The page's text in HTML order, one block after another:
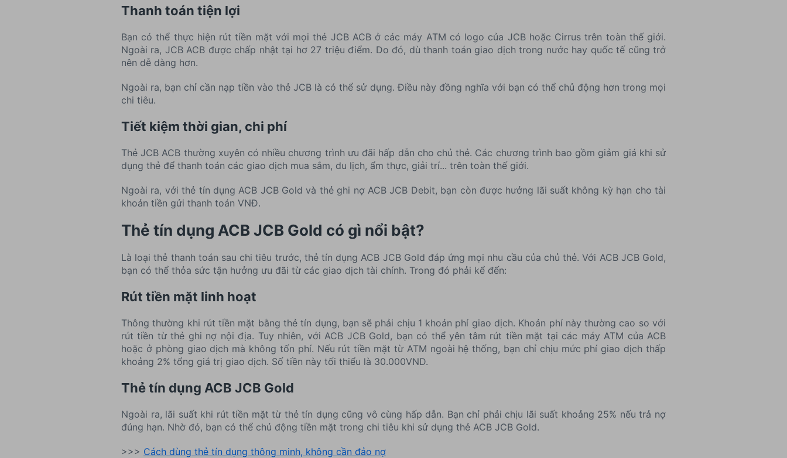
Thanh toán tiện lợi
Bạn có thể thực hiện rút tiền mặt với mọi thẻ JCB ACB ở các máy ATM có logo của JCB hoặc Cirrus trên toàn thế giới.
Ngoài ra, JCB ACB được chấp nhật tại hơ 27 triệu điểm. Do đó, dù thanh toán giao dịch trong nước hay quốc tế cũng trở
nên dễ dàng hơn.
Ngoài ra, bạn chỉ cần nạp tiền vào thẻ JCB là có thể sử dụng. Điều này đồng nghĩa với bạn có thể chủ động hơn trong mọi
chi tiêu.
Tiết kiệm thời gian, chi phí
Thẻ JCB ACB thường xuyên có nhiều chương trình ưu đãi hấp dẫn cho chủ thẻ. Các chương trình bao gồm giảm giá khi sử
dụng thẻ để thanh toán các giao dịch mua sắm, du lịch, ẩm thực, giải trí... trên toàn thế giới.
Ngoài ra, với thẻ tín dụng ACB JCB Gold và thẻ ghi nợ ACB JCB Debit, bạn còn được hưởng lãi suất không kỳ hạn cho tài
khoản tiền gửi thanh toán VNĐ.
Thẻ tín dụng ACB JCB Gold có gì nổi bật?
Là loại thẻ thanh toán sau chi tiêu trước, thẻ tín dụng ACB JCB Gold đáp ứng mọi nhu cầu của chủ thẻ. Với ACB JCB Gold,
bạn có thể thỏa sức tận hưởng ưu đãi từ các giao dịch tài chính. Trong đó phải kể đến:
Rút tiền mặt linh hoạt
Thông thường khi rút tiền mặt bằng thẻ tín dụng, bạn sẽ phải chịu 1 khoản phí giao dịch. Khoản phí này thường cao so với
rút tiền từ thẻ ghi nợ nội địa. Tuy nhiên, với ACB JCB Gold, bạn có thể yên tâm rút tiền mặt tại các máy ATM của ACB
hoặc ở phòng giao dịch mà không tốn phí. Nếu rút tiền mặt từ ATM ngoài hệ thống, bạn chỉ chịu mức phí giao dịch thấp
khoảng 2% tổng giá trị giao dịch. Số tiền này tối thiểu là 30.000VND.
Thẻ tín dụng ACB JCB Gold
Ngoài ra, lãi suất khi rút tiền mặt từ thẻ tín dụng cũng vô cùng hấp dẫn. Bạn chỉ phải chịu lãi suất khoảng 25% nếu trả nợ
đúng hạn. Nhờ đó, bạn có thể chủ động tiền mặt trong chi tiêu khi sử dụng thẻ ACB JCB Gold.
>>> Cách dùng thẻ tín dụng thông minh, không cần đảo nợ